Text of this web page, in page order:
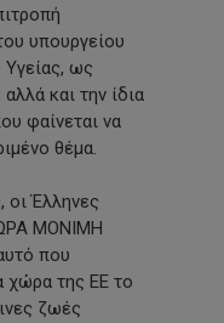
υπουργείου
Υγείας, ως
και την ίδια
φαίνεται να
θέμα.
οι Έλληνες
ΜΟΝΙΜΗ
που
χώρα της ΕΕ το
ζωές